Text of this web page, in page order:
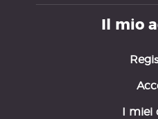
Il mio
I miei